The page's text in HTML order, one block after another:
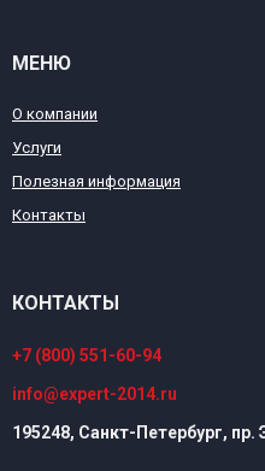
МЕНЮ
О компании
Услуги
Полезная информация
Контакты
КОНТАКТЫ
+7 (800) 551-60-94
info@expert-2014.ru
195248, Санкт-Петербург, пр.